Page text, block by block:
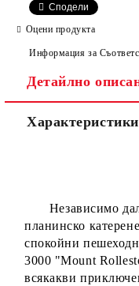
Ние ще се свържем с
Сподели
Оцени продукта
Информация за
Детайлно
Характеристики
Независимо
планинско
спокойни
3000 "Mount
всякакви